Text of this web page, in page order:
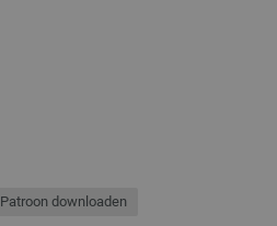
Patroon downloaden